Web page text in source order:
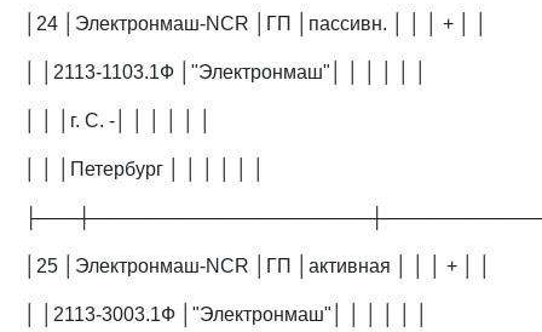
│24 │Электронмаш-NCR │ГП │пассивн. │ │ │ + │ │
│ │2113-1103.1Ф │"Электронмаш"│ │ │ │ │ │
│ │ │г. С. -│ │ │ │ │ │
│ │ │Петербург │ │ │ │ │ │
│25 │Электронмаш-NCR │ГП │активная │ │ │ + │ │
│ │2113-3003.1Ф │"Электронмаш"│ │ │ │ │ │